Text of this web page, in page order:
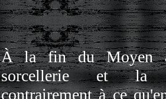
À la fin du Moyen
sorcellerie et la
contrairement à ce